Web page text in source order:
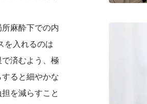
麻酔下での内
を入れるのは
済むよう、極
ると細やかな
を減らすこと